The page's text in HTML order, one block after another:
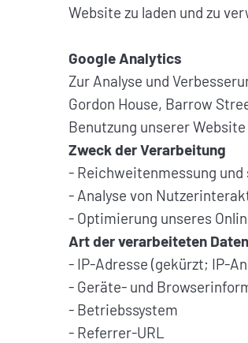
Website zu laden und zu
Google Analytics
Zur Analyse und
Gordon House, Barrow
Benutzung unserer
Zweck der Verarbeitung
- Reichweitenmessung
- Analyse von
- Optimierung unseres
Art der verarbeiteten Daten
- IP-Adresse (gekürzt; IP-
- Geräte- und
- Betriebssystem
- Referrer-URL